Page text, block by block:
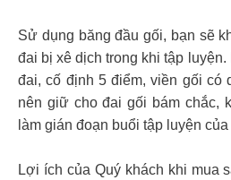
Sử dụng băng đầu gối, bạn sẽ
đai bị xê dịch trong khi tập
đai, cố định 5 điểm, viền gối có
nên giữ cho đai gối bám chắc,
làm gián đoạn buổi tập luyện của
Lợi ích của Quý khách khi mua